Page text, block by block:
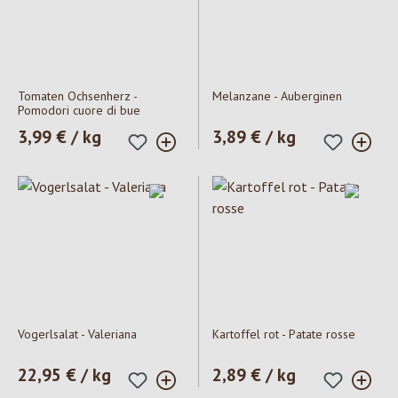
Tomaten Ochsenherz -
Pomodori cuore di bue
Prezzo normale:
3,99 € / kg
Melanzane - Auberginen
Prezzo normale:
3,89 € / kg
Vogerlsalat - Valeriana
Prezzo normale:
22,95 € / kg
Kartoffel rot - Patate rosse
Prezzo normale:
2,89 € / kg